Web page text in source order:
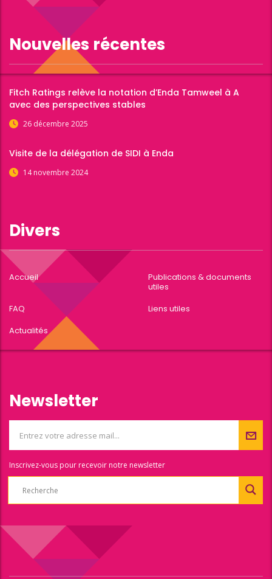
Nouvelles récentes
Fitch Ratings relève la notation d’Enda Tamweel à A
avec des perspectives stables
26 décembre 2025
Visite de la délégation de SIDI à Enda
14 novembre 2024
Divers
Accueil
Publications & documents
utiles
FAQ
Liens utiles
Actualités
Newsletter
Inscrivez-vous pour recevoir notre newsletter